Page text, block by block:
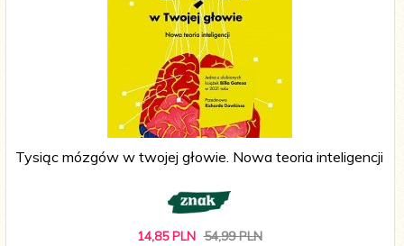
Tysiąc mózgów w twojej głowie. Nowa teoria inteligencji
14,85 PLN 54,99 PLN